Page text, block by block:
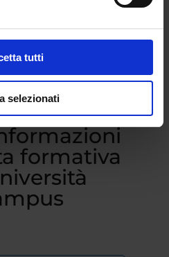
tutti
selezionati
il form e
formativa